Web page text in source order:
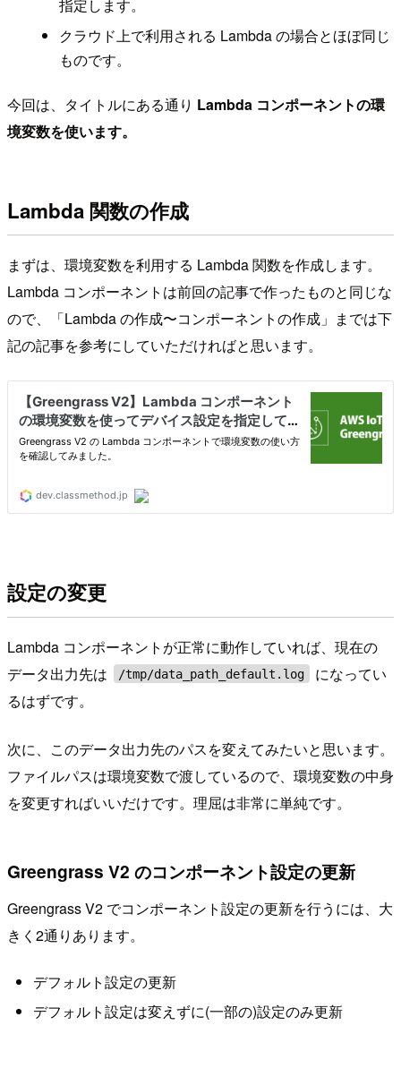
指定します。
クラウド上で利用される Lambda の場合とほぼ同じ
ものです。
今回は、タイトルにある通り Lambda コンポーネントの環
境変数を使います。
Lambda 関数の作成
まずは、環境変数を利用する Lambda 関数を作成します。
Lambda コンポーネントは前回の記事で作ったものと同じな
ので、「Lambda の作成〜コンポーネントの作成」までは下
記の記事を参考にしていただければと思います。
設定の変更
Lambda コンポーネントが正常に動作していれば、現在の
データ出力先は
/tmp/data_path_default.log
になってい
るはずです。
次に、このデータ出力先のパスを変えてみたいと思います。
ファイルパスは環境変数で渡しているので、環境変数の中身
を変更すればいいだけです。理屈は非常に単純です。
Greengrass V2 のコンポーネント設定の更新
Greengrass V2 でコンポーネント設定の更新を行うには、大
きく2通りあります。
デフォルト設定の更新
デフォルト設定は変えずに(一部の)設定のみ更新